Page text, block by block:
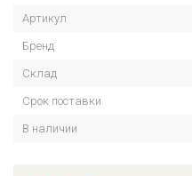
Артикул
Бренд
Склад
Срок поставки
В наличии